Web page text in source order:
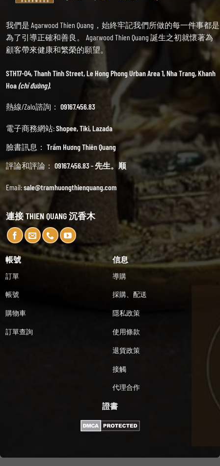
我們是 Agarwood Thien Quang，始終牢記我們所做的每一件事都是
為了引導正確和善良。 Agarwood Thien Quang 誕生之初就懷著為
顧客帶來健康和繁榮的願望。
STH17-04, Thanh Tinh Street, Le Hong Phong Urban Area 1, Nha Trang, Khanh
Hoa(chỉ đường).
熱線/Zalo諮詢： 09167.456.83
電子商務網站:Shopee,Tiki,Lazada
臉書訊息： Trầm Hương Thiên Quang
評論和評論： 09167.456.83 - 先生。顺
Email:sale@tramhuongthienquang.com
連接 THIEN QUANG 沉香木
帳號
訂單
帳號
購物車
訂單查詢
信息
導購
採購、配送
隱私政策
使用條款
退貨政策
接觸
代理合作
證書